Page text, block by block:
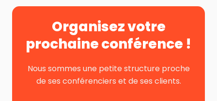
Organisez votre
prochaine conférence !
Nous sommes une petite structure proche
de ses conférenciers et de ses clients.